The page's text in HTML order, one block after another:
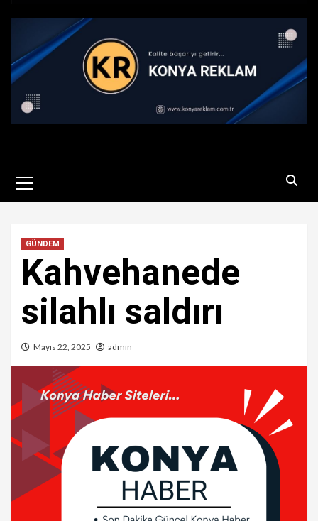
Menu
GÜNDEM
Kahvehanede
silahlı saldırı
Mayıs 22, 2025 admin